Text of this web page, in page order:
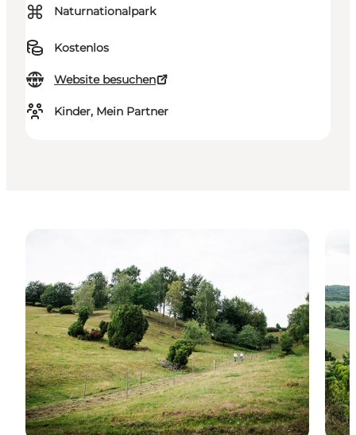
⌘ Naturnationalpark
Kostenlos
Website besuchen
Kinder, Mein Partner